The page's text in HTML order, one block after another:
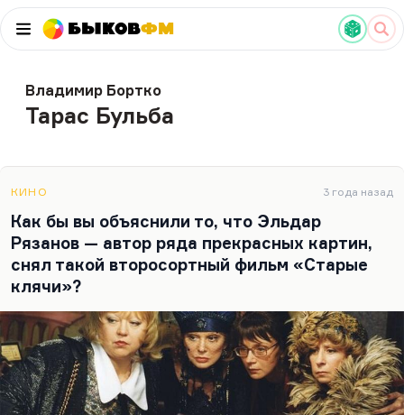
БыковФМ
Владимир Бортко
Тарас Бульба
КИНО 3 года назад
Как бы вы объяснили то, что Эльдар
Рязанов — автор ряда прекрасных картин,
снял такой второсортный фильм «Старые
клячи»?